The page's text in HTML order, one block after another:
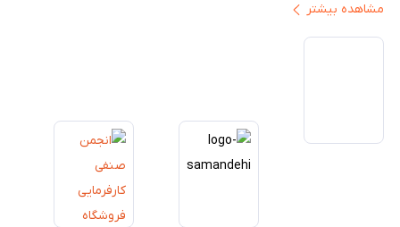
ایران ارائه دهیم. تبدیل‌شدن به مرجعی قابل اعتماد برای خرید کالای دیجیتال،
سمت تحقق این چشم‌انداز حرکت می‌کند.
مشاهده بیشتر